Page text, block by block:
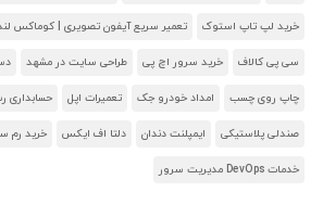
خرید لپ تاپ استوک تعمیر سریع آیفون تصویری | کوماکس
سی پی کالاف خرید سرور اچ پی طراحی سایت در مشهد
چاپ روی چسب امداد خودرو جک تعمیرات اپل حسابداری
صندلی پلاستیکی ایمپلنت دندان دلتا اف ایکس خرید رم
خدمات DevOps مدیریت سرور